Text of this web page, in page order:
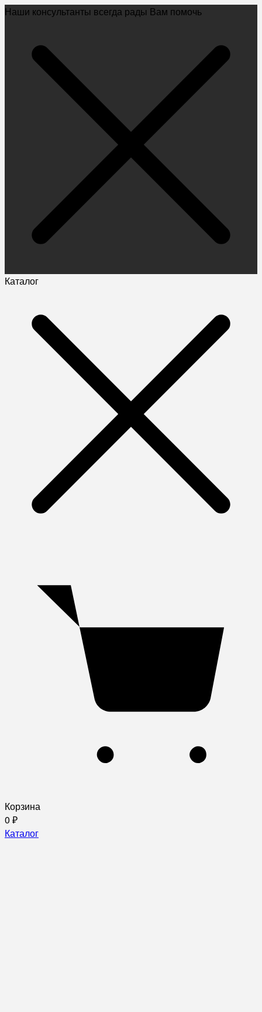
Наши консультанты всегда рады Вам помочь
Каталог
Корзина
0 ₽
Каталог